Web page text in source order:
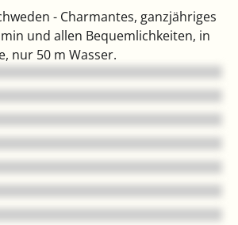
- Charmantes, ganzjähriges
und allen Bequemlichkeiten, in
nur 50 m Wasser.